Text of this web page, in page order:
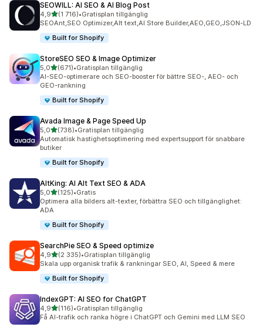
SEOWILL: AI SEO & AI Blog Post
4,9av 5 stjärnor
(1 716)
1716 recensioner totalt
•Gratisplan tillgänglig
SEOAnt,SEO Optimizer,Alt text,AI Store Builder,AEO,GEO,JSON-LD
Built for Shopify
StoreSEO SEO & Image Optimizer
5,0av 5 stjärnor
(671)
671 recensioner totalt
•Gratisplan tillgänglig
AI-SEO-optimerare och SEO-booster för bättre SEO-, AEO- och
GEO-rankning
Built for Shopify
Avada Image & Page Speed Up
5,0av 5 stjärnor
(738)
738 recensioner totalt
•Gratisplan tillgänglig
Automatisk hastighetsoptimering med expertsupport för snabbare
butiker
Built for Shopify
AltKing: AI Alt Text SEO & ADA
5,0av 5 stjärnor
(125)
125 recensioner totalt
•Gratis
Optimera alla bilders alt-texter, förbättra SEO och tillgänglighet:
ADA
Built for Shopify
SearchPie SEO & Speed optimize
4,9av 5 stjärnor
(2 335)
2335 recensioner totalt
•Gratisplan tillgänglig
Skala upp organisk trafik & rankningar SEO, AI, Speed & mere
Built for Shopify
IndexGPT: AI SEO for ChatGPT
4,9av 5 stjärnor
(116)
116 recensioner totalt
•Gratisplan tillgänglig
Få AI-trafik och ranka högre i ChatGPT och Gemini med LLM SEO